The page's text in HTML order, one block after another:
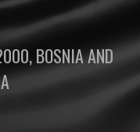
BOSNIA AND